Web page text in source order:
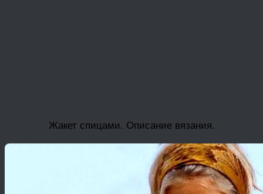
Жакет спицами. Описание вязания.